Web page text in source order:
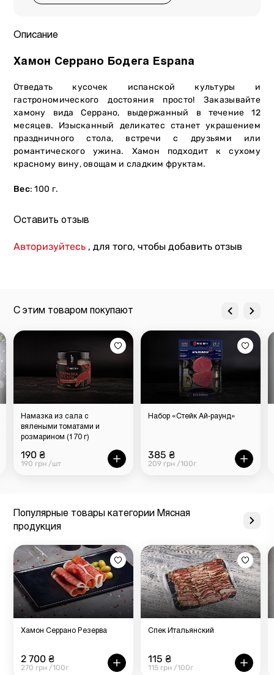
Описание
Хамон Серрано Бодега Espana
Отведать кусочек испанской культуры и
гастрономического достояния просто! Заказывайте
хамону вида Серрано, выдержанный в течение 12
месяцев. Изысканный деликатес станет украшением
праздничного стола, встречи с друзьями или
романтического ужина. Хамон подходит к сухому
красному вину, овощам и сладким фруктам.
Вес: 100 г.
Оставить отзыв
Авторизуйтесь , для того, чтобы добавить отзыв
С этим товаром покупают
Намазка из сала с
вялеными томатами и
розмарином (170 г)
190 ₴
190 грн /шт
Набор «Стейк Ай-раунд»
385 ₴
209 грн /100г
Популярные товары категории Мясная
продукция
Хамон Серрано Резерва
2 700 ₴
270 грн /100г
Спек Итальянский
115 ₴
115 грн /100г